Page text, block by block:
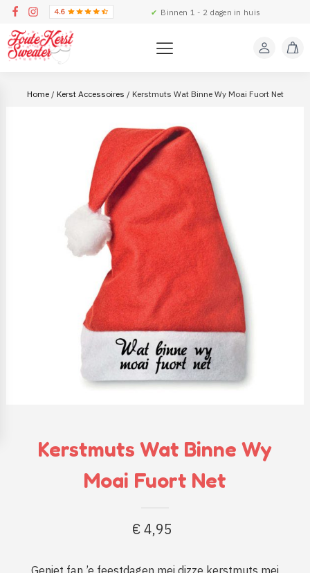
✔ Binnen 1 - 2 dagen in huis
Home/ Kerst Accessoires / Kerstmuts Wat Binne Wy Moai Fuort Net
Kerstmuts Wat Binne Wy
Moai Fuort Net
€4,95